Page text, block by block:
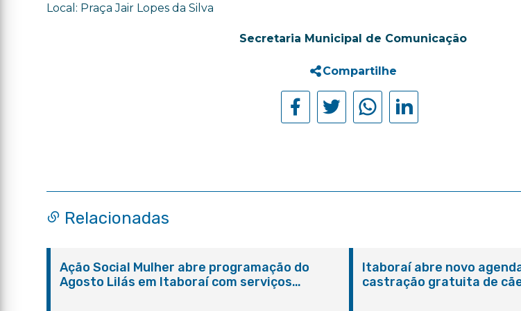
Local: Praça Jair Lopes da Silva
Secretaria Municipal de Comunicação
Compartilhe
Relacionadas
Ação Social Mulher abre programação do
Agosto Lilás em Itaboraí com serviços
Itaboraí abre novo
castração gratuita de